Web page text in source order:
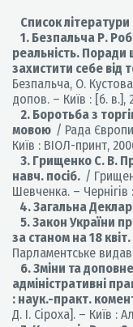
Список літератури
1. Безпальча Р.
реальність.
захистити себе від
Безпальча, О.
допов. – Київ : [б. в.],
2. Боротьба з
мовою / Рада
Київ : ВІОЛ-принт,
3. Грищенко С. В.
навч. посіб. /
Шевченка. –
4. Загальна
5. Закон України
за станом на 18
Парламентське
6. Зміни та
адміністративні
: наук.-практ.
Д. І. Сіроха]. – Київ :